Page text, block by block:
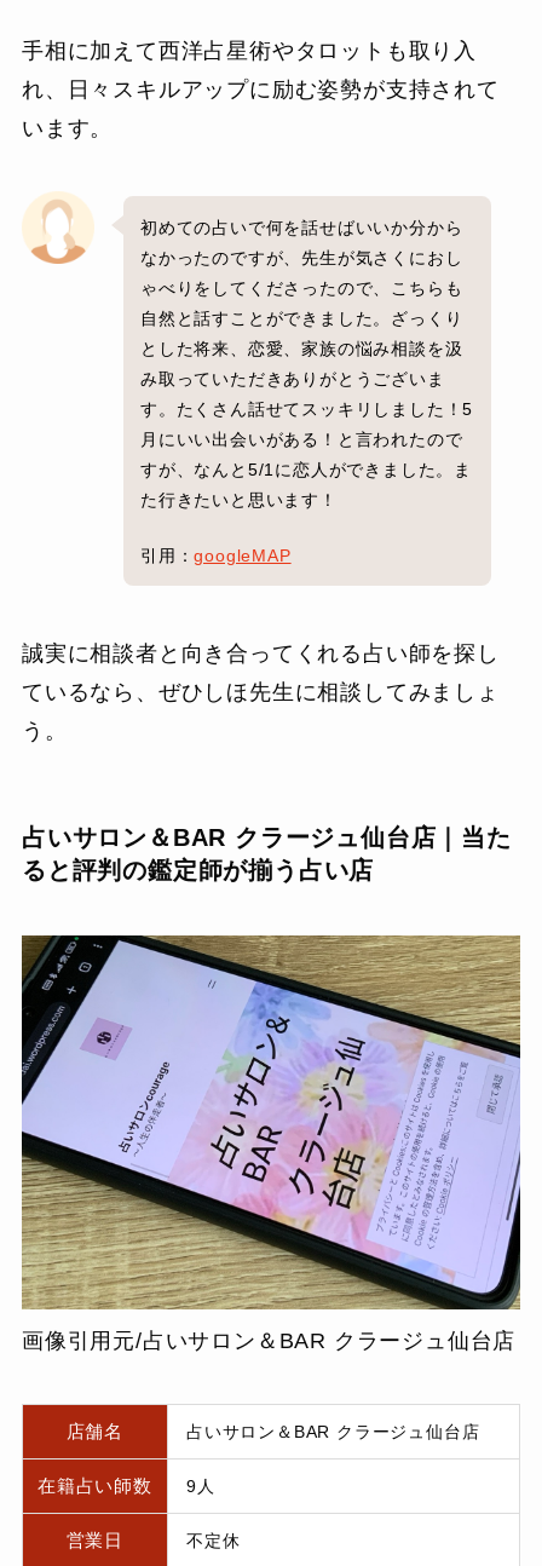
手相に加えて西洋占星術やタロットも取り入
れ、日々スキルアップに励む姿勢が支持されて
います。
初めての占いで何を話せばいいか分から
なかったのですが、先生が気さくにおし
ゃべりをしてくださったので、こちらも
自然と話すことができました。ざっくり
とした将来、恋愛、家族の悩み相談を汲
み取っていただきありがとうございま
す。たくさん話せてスッキリしました！5
月にいい出会いがある！と言われたので
すが、なんと5/1に恋人ができました。ま
た行きたいと思います！
引用：googleMAP
誠実に相談者と向き合ってくれる占い師を探し
ているなら、ぜひしほ先生に相談してみましょ
う。
占いサロン＆BAR クラージュ仙台店｜当た
ると評判の鑑定師が揃う占い店
画像引用元/占いサロン＆BAR クラージュ仙台店
店舗名 占いサロン＆BAR クラージュ仙台店
在籍占い師数 9人
営業日 不定休